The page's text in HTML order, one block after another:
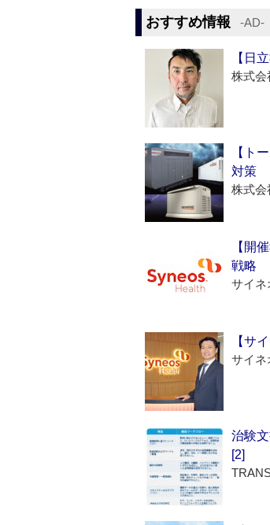
おすすめ情報 ‐AD‐
【日
株式会
【ト
対策
株式会
【開
戦略
サイネ
【サ
サイネ
治験
[2]